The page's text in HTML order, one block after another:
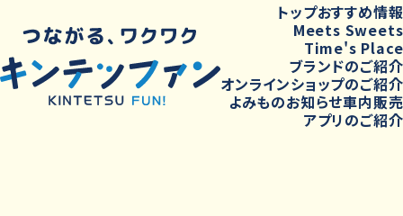
トップおすすめ情報
Meets Sweets
Time's Place
ブランドのご紹介
オンラインショップのご紹介
よみものお知らせ車内販売
アプリのご紹介